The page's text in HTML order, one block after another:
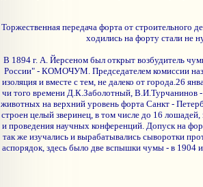
Торжественная передача форта от строительного
ходились на форту стали не
В 1894 г. А. Йерсеном был открыт возбудитель
России" - КОМОЧУМ. Председателем комиссии
изоляция и вместе с тем, не далеко от города.26
чи того времени Д.К.Заболотный, В.И.Турчанинов
животных на верхний уровень форта Санкт -
строен целый зверинец, в том числе до 16
и проведения научных конференций. Допуск на
так же изучались и вырабатывались сыворотки
аспорядок, здесь было две вспышки чумы - в 1904